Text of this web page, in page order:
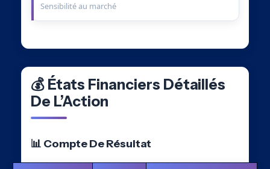
Sensibilité au marché
💰 États Financiers Détaillés
De L’Action
📊 Compte De Résultat